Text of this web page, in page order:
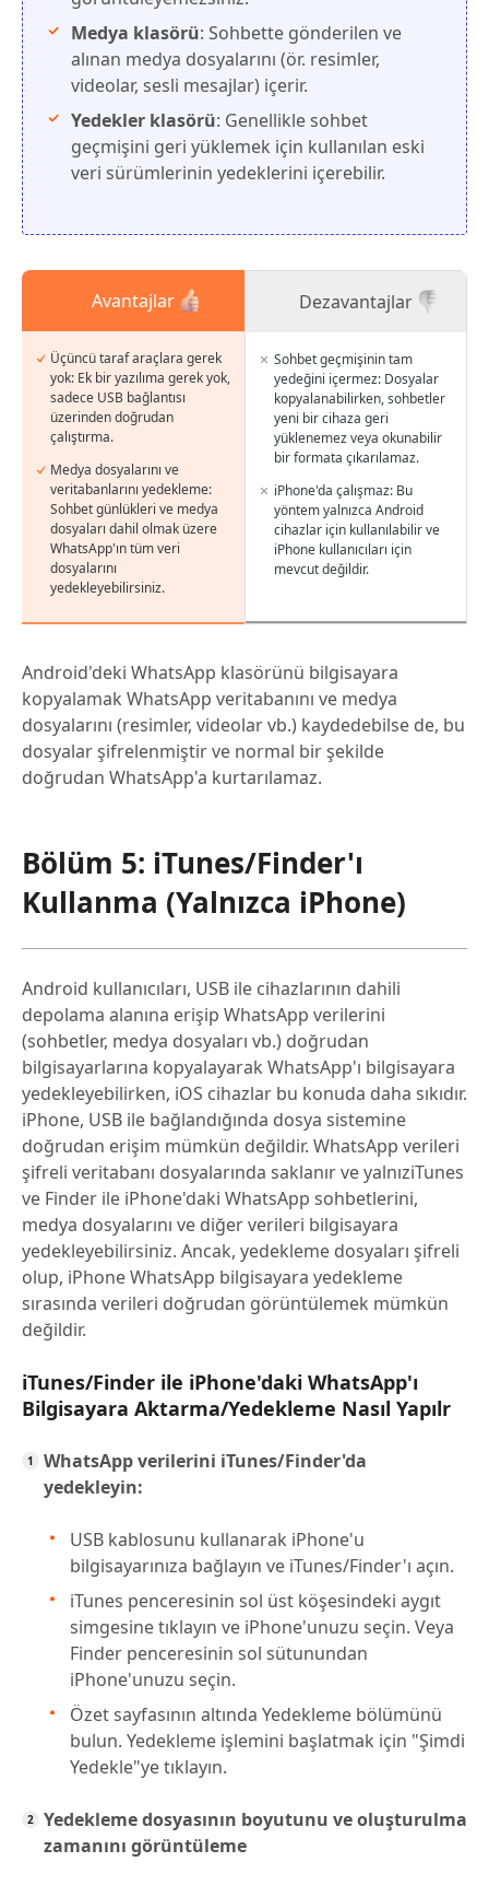
Medya klasörü: Sohbette gönderilen ve
alınan medya dosyalarını (ör. resimler,
videolar, sesli mesajlar) içerir.
Yedekler klasörü: Genellikle sohbet
geçmişini geri yüklemek için kullanılan eski
veri sürümlerinin yedeklerini içerebilir.
Avantajlar
Üçüncü taraf araçlara gerek
yok: Ek bir yazılıma gerek yok,
sadece USB bağlantısı
üzerinden doğrudan
çalıştırma.
Medya dosyalarını ve
veritabanlarını yedekleme:
Sohbet günlükleri ve medya
dosyaları dahil olmak üzere
WhatsApp'ın tüm veri
dosyalarını
yedekleyebilirsiniz.
Dezavantajlar
Sohbet geçmişinin tam
yedeğini içermez: Dosyalar
kopyalanabilirken, sohbetler
yeni bir cihaza geri
yüklenemez veya okunabilir
bir formata çıkarılamaz.
iPhone'da çalışmaz: Bu
yöntem yalnızca Android
cihazlar için kullanılabilir ve
iPhone kullanıcıları için
mevcut değildir.
Android'deki WhatsApp klasörünü bilgisayara
kopyalamak WhatsApp veritabanını ve medya
dosyalarını (resimler, videolar vb.) kaydedebilse de, bu
dosyalar şifrelenmiştir ve normal bir şekilde
doğrudan WhatsApp'a kurtarılamaz.
Bölüm 5: iTunes/Finder'ı
Kullanma (Yalnızca iPhone)
Android kullanıcıları, USB ile cihazlarının dahili
depolama alanına erişip WhatsApp verilerini
(sohbetler, medya dosyaları vb.) doğrudan
bilgisayarlarına kopyalayarak WhatsApp'ı bilgisayara
yedekleyebilirken, iOS cihazlar bu konuda daha sıkıdır.
iPhone, USB ile bağlandığında dosya sistemine
doğrudan erişim mümkün değildir. WhatsApp verileri
şifreli veritabanı dosyalarında saklanır ve yalnıziTunes
ve Finder ile iPhone'daki WhatsApp sohbetlerini,
medya dosyalarını ve diğer verileri bilgisayara
yedekleyebilirsiniz. Ancak, yedekleme dosyaları şifreli
olup, iPhone WhatsApp bilgisayara yedekleme
sırasında verileri doğrudan görüntülemek mümkün
değildir.
iTunes/Finder ile iPhone'daki WhatsApp'ı
Bilgisayara Aktarma/Yedekleme Nasıl Yapılr
WhatsApp verilerini iTunes/Finder'da
yedekleyin:
USB kablosunu kullanarak iPhone'u
bilgisayarınıza bağlayın ve iTunes/Finder'ı açın.
iTunes penceresinin sol üst köşesindeki aygıt
simgesine tıklayın ve iPhone'unuzu seçin. Veya
Finder penceresinin sol sütunundan
iPhone'unuzu seçin.
Özet sayfasının altında Yedekleme bölümünü
bulun. Yedekleme işlemini başlatmak için "Şimdi
Yedekle"ye tıklayın.
Yedekleme dosyasının boyutunu ve oluşturulma
zamanını görüntüleme